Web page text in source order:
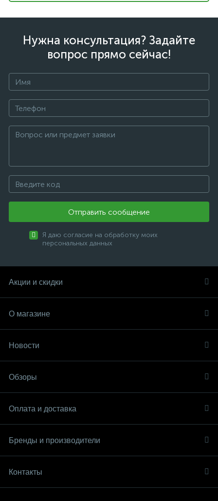
Нужна консультация? Задайте
вопрос прямо сейчас!
Отправить сообщение
Я даю согласие на обработку моих
персональных данных
Акции и скидки
О магазине
Новости
Обзоры
Оплата и доставка
Бренды и производители
Контакты